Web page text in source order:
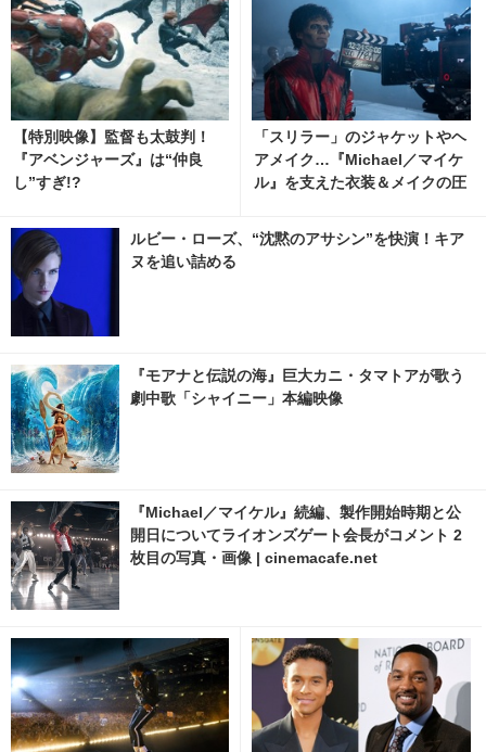
【特別映像】監督も太鼓判！
『アベンジャーズ』は“仲良
し”すぎ!?
「スリラー」のジャケットやヘ
アメイク…『Michael／マイケ
ル』を支えた衣装＆メイクの圧
ルビー・ローズ、“沈黙のアサシン”を快演！キア
ヌを追い詰める
『モアナと伝説の海』巨大カニ・タマトアが歌う
劇中歌「シャイニー」本編映像
『Michael／マイケル』続編、製作開始時期と公
開日についてライオンズゲート会長がコメント 2
枚目の写真・画像 | cinemacafe.net